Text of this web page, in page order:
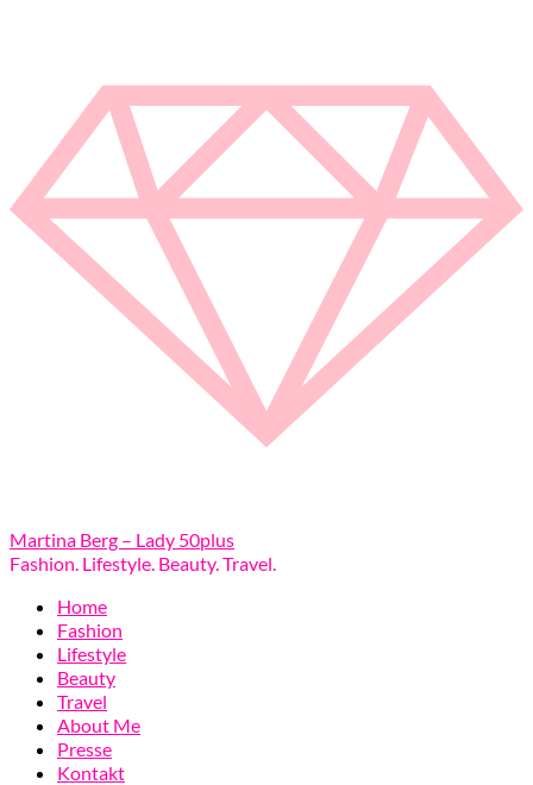
Martina Berg – Lady 50plus
Fashion. Lifestyle. Beauty. Travel.
Home
Fashion
Lifestyle
Beauty
Travel
About Me
Presse
Kontakt